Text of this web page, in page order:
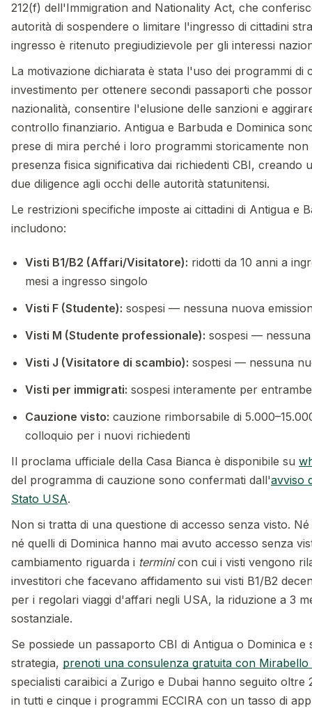
212(f) dell'Immigration and Nationality Act, che
autorità di sospendere o limitare l'ingresso di cittadini
ingresso è ritenuto pregiudizievole per gli interessi
La motivazione dichiarata è stata l'uso dei programmi di
investimento per ottenere secondi passaporti che
nazionalità, consentire l'elusione delle sanzioni e
controllo finanziario. Antigua e Barbuda e Dominica
prese di mira perché i loro programmi storicamente
presenza fisica significativa dai richiedenti CBI, creando
due diligence agli occhi delle autorità statunitensi.
Le restrizioni specifiche imposte ai cittadini di Antigua e
includono:
Visti B1/B2 (Affari/Visitatore): ridotti da 10 anni a
mesi a ingresso singolo
Visti F (Studente): sospesi — nessuna nuova
Visti M (Studente professionale): sospesi —
Visti J (Visitatore di scambio): sospesi — nessuna
Visti per immigrati: sospesi interamente per
Cauzione visto: cauzione rimborsabile di
colloquio per i nuovi richiedenti
Il proclama ufficiale della Casa Bianca è disponibile su
del programma di cauzione sono confermati dall'avviso
Stato USA.
Non si tratta di una questione di accesso senza visto.
né quelli di Dominica hanno mai avuto accesso senza
cambiamento riguarda i terminicon cui i visti vengono
investitori che facevano affidamento sui visti B1/B2
per i regolari viaggi d'affari negli USA, la riduzione a 3
sostanziale.
Se possiede un passaporto CBI di Antigua o Dominica e
strategia, prenoti una consulenza gratuita con Mirabello
specialisti caraibici a Zurigo e Dubai hanno seguito oltre
in tutti e cinque i programmi ECCIRA con un tasso di